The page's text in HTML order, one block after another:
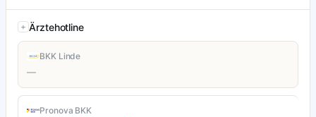
Ärztehotline
BKK Linde
—
Pronova BKK